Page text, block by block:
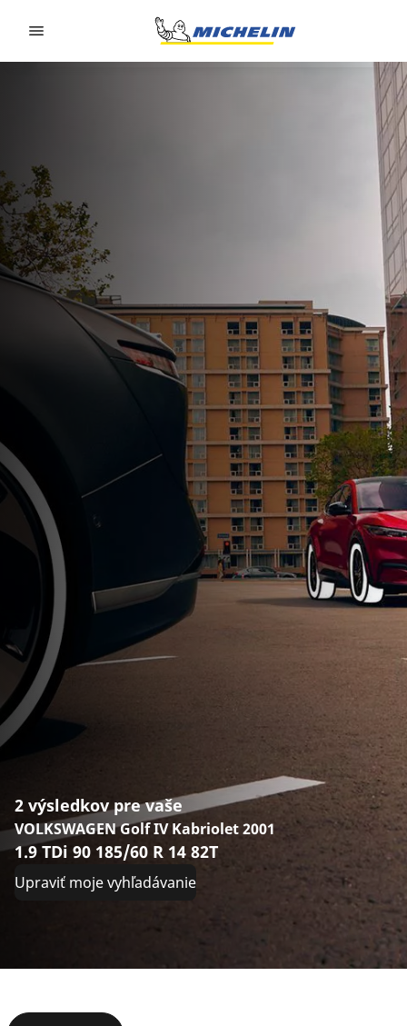
2 výsledkov pre vaše
VOLKSWAGEN Golf IV Kabriolet 2001
1.9 TDi 90 185/60 R 14 82T
Upraviť moje vyhľadávanie